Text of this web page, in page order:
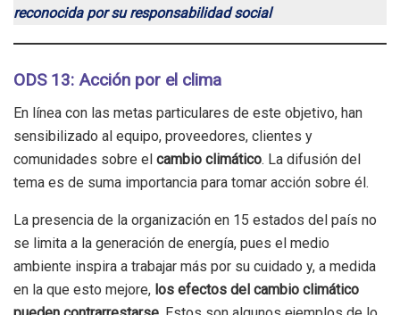
reconocida por su responsabilidad social
ODS 13: Acción por el clima
En línea con las metas particulares de este objetivo, han
sensibilizado al equipo, proveedores, clientes y
comunidades sobre el cambio climático. La difusión del
tema es de suma importancia para tomar acción sobre él.
La presencia de la organización en 15 estados del país no
se limita a la generación de energía, pues el medio
ambiente inspira a trabajar más por su cuidado y, a medida
en la que esto mejore, los efectos del cambio climático